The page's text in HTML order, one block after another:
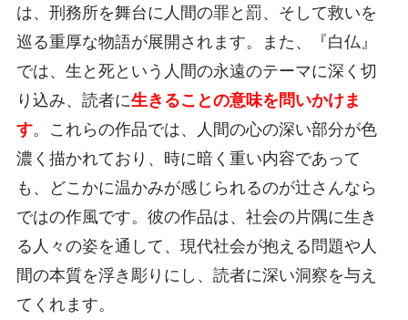
は、刑務所を舞台に人間の罪と罰、そして救いを
巡る重厚な物語が展開されます。また、『白仏』
では、生と死という人間の永遠のテーマに深く切
り込み、読者に生きることの意味を問いかけま
す。これらの作品では、人間の心の深い部分が色
濃く描かれており、時に暗く重い内容であって
も、どこかに温かみが感じられるのが辻さんなら
ではの作風です。彼の作品は、社会の片隅に生き
る人々の姿を通して、現代社会が抱える問題や人
間の本質を浮き彫りにし、読者に深い洞察を与え
てくれます。